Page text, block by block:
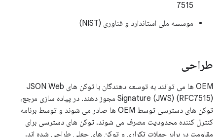
7515
موسسه ملی استاندارد و فناوری (NIST)
طراحی
OEM ها می توانند به توسعه دهندگان با توکن های JSON Web
Signature (JWS) (RFC7515) مجوز دهند. در پیاده سازی مرجع،
توکن های دسترسی توسط OEM ها صادر می شوند و توسط برنامه
کنترل کننده محدودیت مصرف می شوند. توکن های دسترسی برای
مقاومت در برابر حملات تکراری و توکن های جعلی طراحی شده اند.